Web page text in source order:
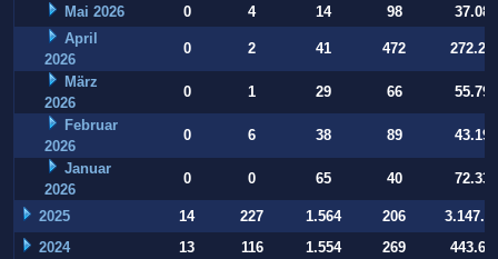
Mai 2026 0 4 14 98
37.084
April
2026
0 2 41 472
März
2026
0 1 29 66
55.794
Februar
2026
0 6 38 89
43.197
Januar
2026
0 0 65 40 72.332
2025 14 227 1.564 206
2024
13 116 1.554 269